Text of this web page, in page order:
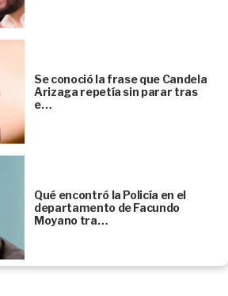
Se conoció la frase que Candela
Arizaga repetía sin parar tras
e…
Qué encontró la Policía en el
departamento de Facundo
Moyano tra…